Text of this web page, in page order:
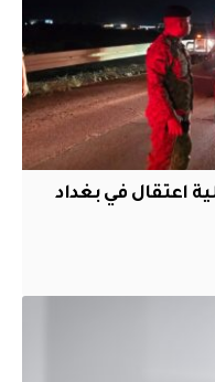
اعتقال في بغداد